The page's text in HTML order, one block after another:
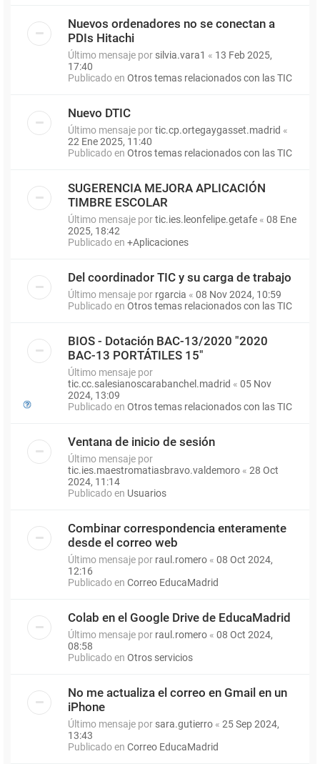
Nuevos ordenadores no se conectan a
PDIs Hitachi
Último mensaje por silvia.vara1 « 13 Feb 2025,
17:40
Publicado en Otros temas relacionados con las TIC
Nuevo DTIC
Último mensaje portic.cp.ortegaygasset.madrid «
22 Ene 2025, 11:40
Publicado en Otros temas relacionados con las TIC
SUGERENCIA MEJORA APLICACIÓN
TIMBRE ESCOLAR
Último mensaje portic.ies.leonfelipe.getafe « 08 Ene
2025, 18:42
Publicado en +Aplicaciones
Del coordinador TIC y su carga de trabajo
Último mensaje por rgarcia « 08 Nov 2024, 10:59
Publicado en Otros temas relacionados con las TIC
BIOS - Dotación BAC-13/2020 "2020
BAC-13 PORTÁTILES 15"
Último mensaje por
tic.cc.salesianoscarabanchel.madrid « 05 Nov
2024, 13:09
Publicado en Otros temas relacionados con las TIC
Ventana de inicio de sesión
Último mensaje por
tic.ies.maestromatiasbravo.valdemoro « 28 Oct
2024, 11:14
Publicado en Usuarios
Combinar correspondencia enteramente
desde el correo web
Último mensaje por raul.romero « 08 Oct 2024,
12:16
Publicado en Correo EducaMadrid
Colab en el Google Drive de EducaMadrid
Último mensaje por raul.romero « 08 Oct 2024,
08:58
Publicado en Otros servicios
No me actualiza el correo en Gmail en un
iPhone
Último mensaje por sara.gutierro « 25 Sep 2024,
13:43
Publicado en Correo EducaMadrid